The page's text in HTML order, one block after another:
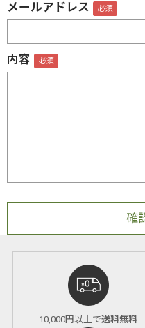
メールアドレス
内容
10,000円以上で送料無料